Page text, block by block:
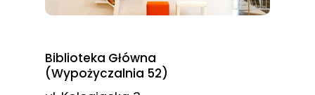
Biblioteka Główna
(Wypożyczalnia 52)